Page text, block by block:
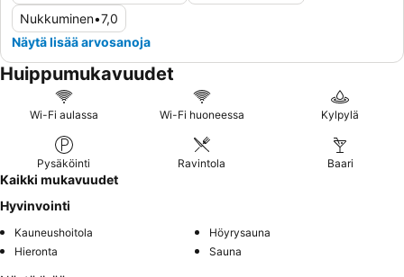
Nukkuminen•7,0
Näytä lisää arvosanoja
Huippumukavuudet
Wi-Fi aulassa Wi-Fi huoneessa Kylpylä
Pysäköinti Ravintola Baari
Kaikki mukavuudet
Hyvinvointi
Kauneushoitola
Höyrysauna
Hieronta
Sauna